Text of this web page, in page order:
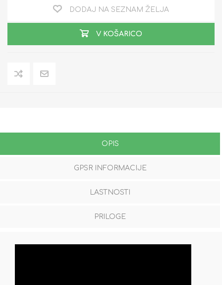
DODAJ NA SEZNAM ŽELJA
V KOŠARICO
OPIS
GPSR INFORMACIJE
LASTNOSTI
PRILOGE